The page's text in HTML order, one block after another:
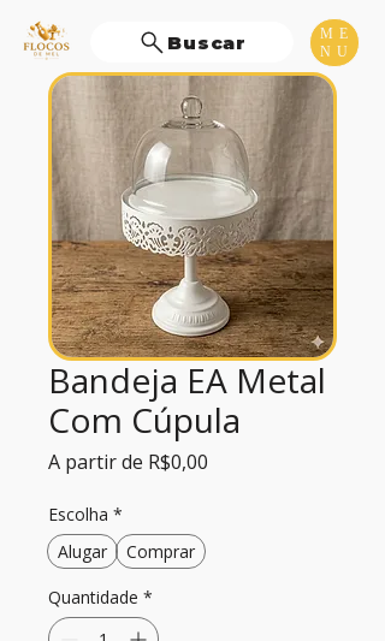
ME
NU
Buscar
Bandeja EA Metal
Com Cúpula
A partir de R$0,00
Escolha *
Alugar
Comprar
Quantidade *